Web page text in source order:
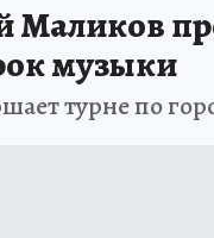
музыки
турне по